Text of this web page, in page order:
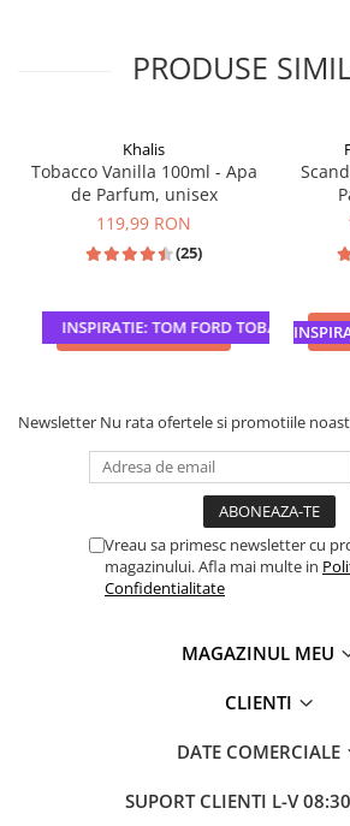
PRODUSE
INSPIRATIE: TOM FORD TOBACCO
Khalis
Tobacco Vanilla 100ml - Apa
de Parfum, unisex
119,99 RON
(25)
ADAUGA IN COS
Newsletter Nu rata ofertele si promotiile
Vreau sa primesc newsletter cu
magazinului. Afla mai multe in
Confidentialitate
MAGAZINUL MEU
CLIENTI
DATE COMERCIALE
SUPORT CLIENTI L-V